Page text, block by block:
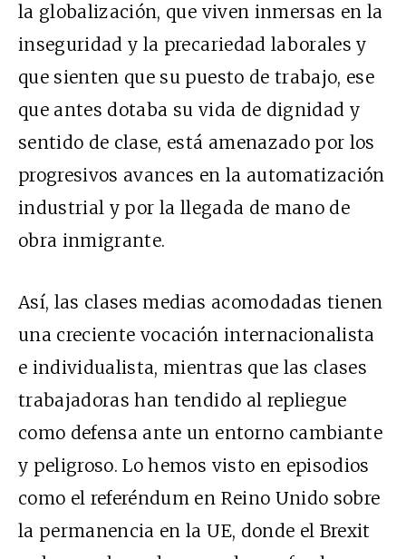
la globalización, que viven inmersas en la
inseguridad y la precariedad laborales y
que sienten que su puesto de trabajo, ese
que antes dotaba su vida de dignidad y
sentido de clase, está amenazado por los
progresivos avances en la automatización
industrial y por la llegada de mano de
obra inmigrante.
Así, las clases medias acomodadas tienen
una creciente vocación internacionalista
e individualista, mientras que las clases
trabajadoras han tendido al repliegue
como defensa ante un entorno cambiante
y peligroso. Lo hemos visto en episodios
como el referéndum en Reino Unido sobre
la permanencia en la UE, donde el Brexit